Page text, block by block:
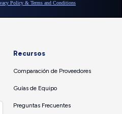
Recursos
Comparación de Proveedores
Guías de Equipo
Preguntas Frecuentes